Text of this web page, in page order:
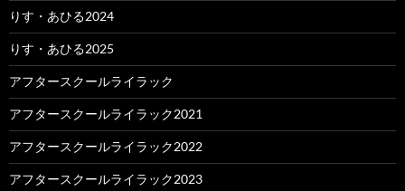
りす・あひる2024
りす・あひる2025
アフタースクールライラック
アフタースクールライラック2021
アフタースクールライラック2022
アフタースクールライラック2023